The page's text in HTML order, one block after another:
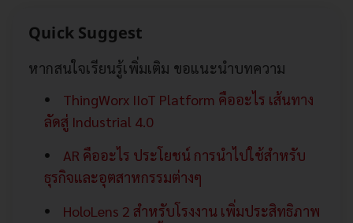
Quick Suggest
หากสนใจเรียนรู้เพิ่มเติม ขอแนะนำบทความ
ThingWorx IIoT Platform คืออะไร เส้นทาง
ลัดสู่ Industrial 4.0
AR คืออะไร ประโยชน์ การนำไปใช้สำหรับ
ธุรกิจและอุตสาหกรรมต่างๆ
HoloLens 2 สำหรับโรงงาน เพิ่มประสิทธิภาพ